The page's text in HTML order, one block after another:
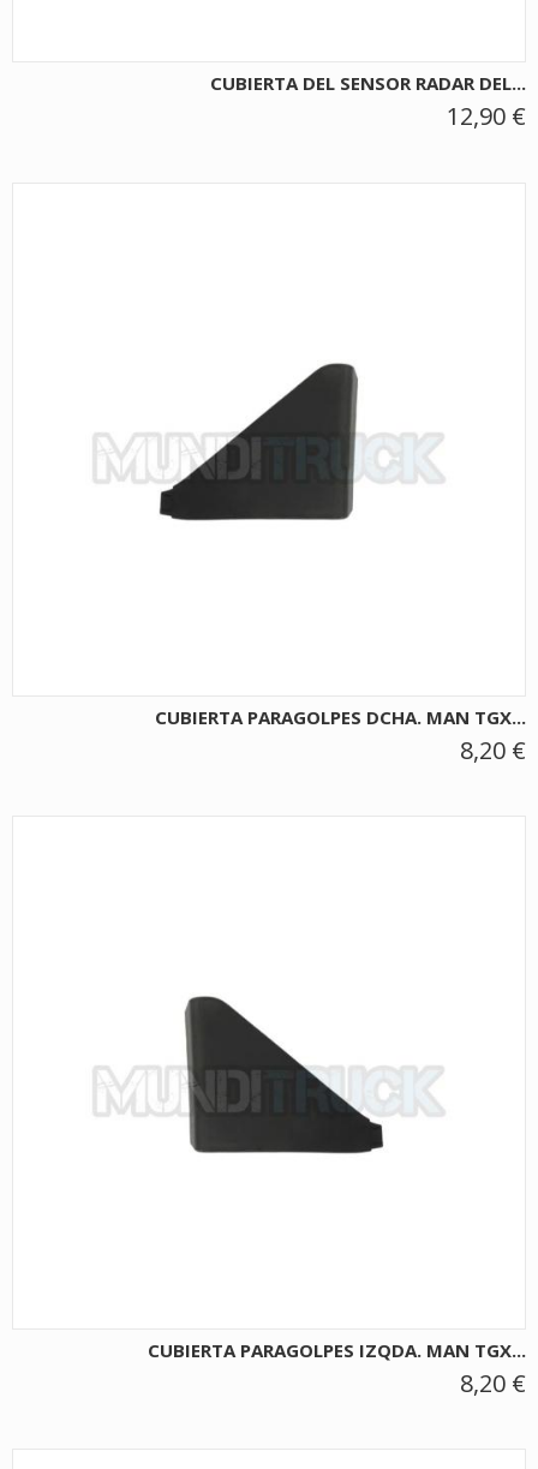
CUBIERTA DEL SENSOR RADAR DEL...
12,90 €
CUBIERTA PARAGOLPES DCHA. MAN TGX...
8,20 €
CUBIERTA PARAGOLPES IZQDA. MAN TGX...
8,20 €